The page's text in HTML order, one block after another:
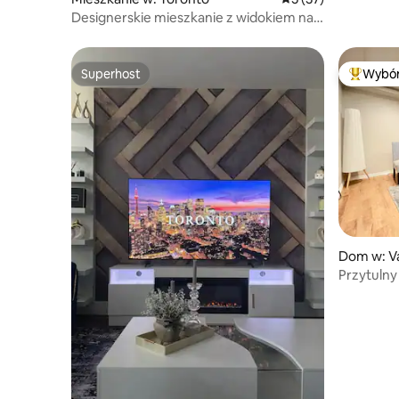
Designerskie mieszkanie z widokiem na
parking
Superhost
Superhost
Dom w: